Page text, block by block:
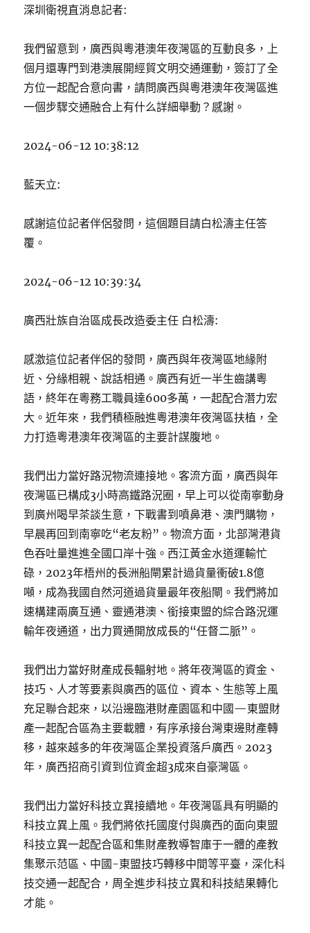
深圳衛視直消息記者:
我們留意到，廣西與粵港澳年夜灣區的互動良多，上
個月還專門到港澳展開經貿文明交通運動，簽訂了全
方位一起配合意向書，請問廣西與粵港澳年夜灣區進
一個步驟交通融合上有什么詳細舉動？感謝。
2024-06-12 10:38:12
藍天立:
感謝這位記者伴侶發問，這個題目請白松濤主任答
覆。
2024-06-12 10:39:34
廣西壯族自治區成長改造委主任 白松濤:
感激這位記者伴侶的發問，廣西與年夜灣區地緣附
近、分緣相親、說話相通。廣西有近一半生齒講粵
語，終年在粵務工職員達600多萬，一起配合潛力宏
大。近年來，我們積極融進粵港澳年夜灣區扶植，全
力打造粵港澳年夜灣區的主要計謀腹地。
我們出力當好路況物流連接地。客流方面，廣西與年
夜灣區已構成3小時高鐵路況圈，早上可以從南寧動身
到廣州喝早茶談生意，下戰書到噴鼻港、澳門購物，
早晨再回到南寧吃“老友粉”。物流方面，北部灣港貨
色吞吐量進進全國口岸十強。西江黃金水道運輸忙
碌，2023年梧州的長洲船閘累計過貨量衝破1.8億
噸，成為我國自然河道過貨量最年夜船閘。我們將加
速構建兩廣互通、靈通港澳、銜接東盟的綜合路況運
輸年夜通道，出力買通開放成長的“任督二脈”。
我們出力當好財產成長輻射地。將年夜灣區的資金、
技巧、人才等要素與廣西的區位、資本、生態等上風
充足聯合起來，以沿邊臨港財產園區和中國—東盟財
產一起配合區為主要載體，有序承接台灣東邊財產轉
移，越來越多的年夜灣區企業投資落戶廣西。2023
年，廣西招商引資到位資金超3成來自豪灣區。
我們出力當好科技立異接續地。年夜灣區具有明顯的
科技立異上風。我們將依托國度付與廣西的面向東盟
科技立異一起配合區和集財產教導智庫于一體的產教
集聚示范區、中國-東盟技巧轉移中間等平臺，深化科
技交通一起配合，周全進步科技立異和科技結果轉化
才能。